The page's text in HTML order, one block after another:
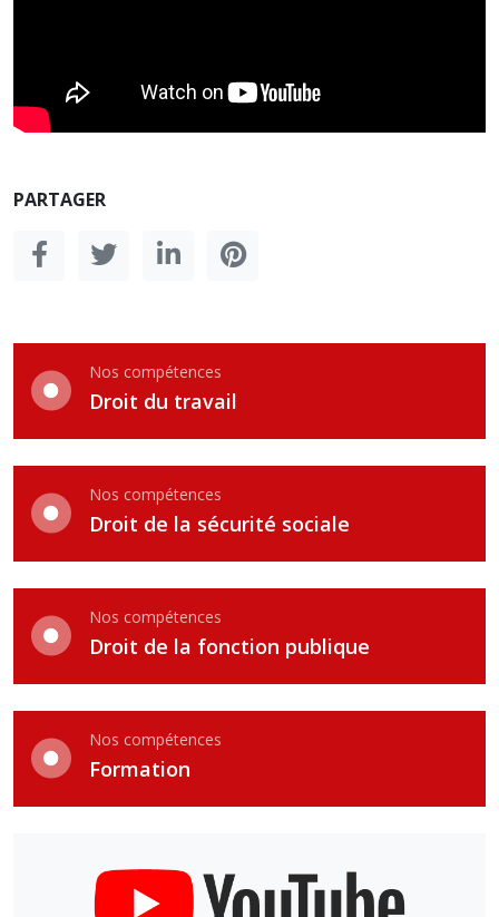
PARTAGER
Nos compétences
Droit du travail
Nos compétences
Droit de la sécurité sociale
Nos compétences
Droit de la fonction publique
Nos compétences
Formation